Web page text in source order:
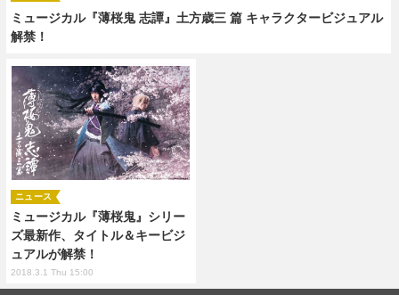
ミュージカル『薄桜鬼 志譚』土方歳三 篇 キャラクタービジュアル
解禁！
ミュージカル『薄桜鬼』シリー
ズ最新作、タイトル＆キービジ
ュアルが解禁！
ニュース
2018.3.1 Thu 15:00